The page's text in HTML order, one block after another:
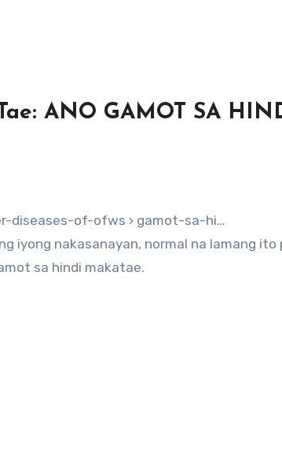
ANO GAMOT SA
diseases-of-ofws › gamot-sa-hi…
sa hindi makatae.